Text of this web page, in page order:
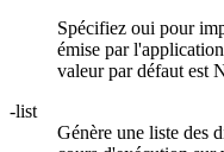
Spécifiez oui pour
émise par
valeur par défaut est
-list
Génère une liste des